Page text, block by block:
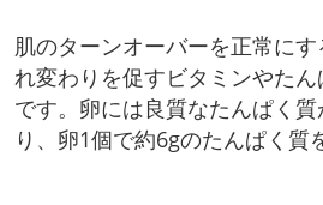
肌のターンオーバーを正常に
れ変わりを促すビタミンやた
です。卵には良質なたんぱく
り、卵1個で約6gのたんぱく質